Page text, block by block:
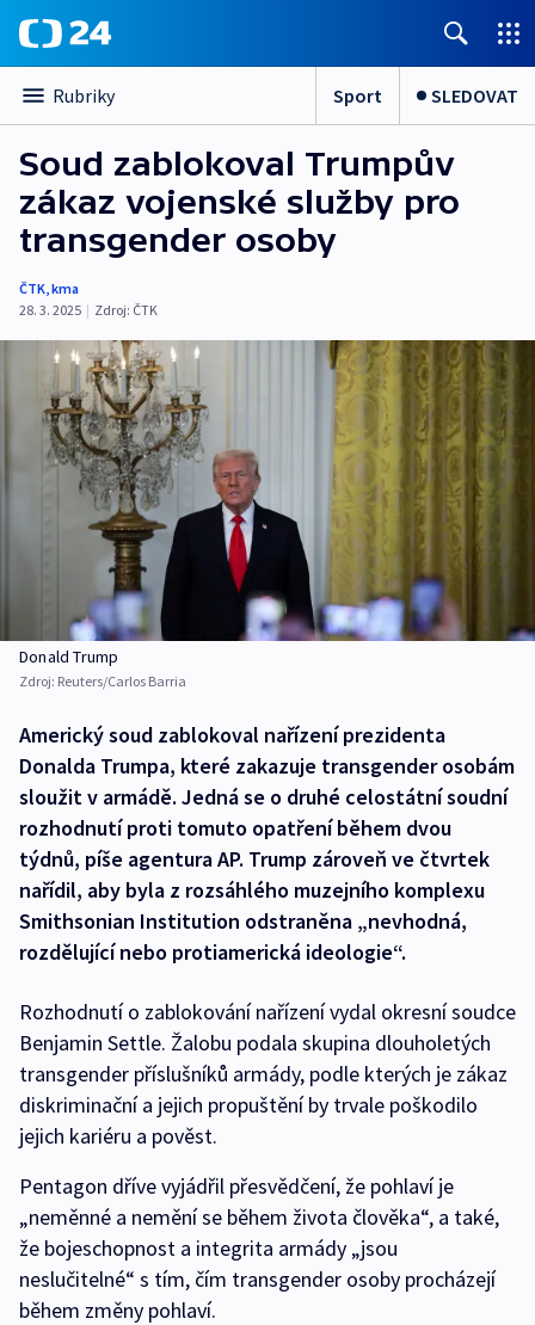
Rubriky Sport SLEDOVAT
Soud zablokoval Trumpův
zákaz vojenské služby pro
transgender osoby
ČTK,kma
28. 3. 2025 | Zdroj: ČTK
Donald Trump
Zdroj: Reuters/Carlos Barria
Americký soud zablokoval nařízení prezidenta
Donalda Trumpa, které zakazuje transgender osobám
sloužit v armádě. Jedná se o druhé celostátní soudní
rozhodnutí proti tomuto opatření během dvou
týdnů, píše agentura AP. Trump zároveň ve čtvrtek
nařídil, aby byla z rozsáhlého muzejního komplexu
Smithsonian Institution odstraněna „nevhodná,
rozdělující nebo protiamerická ideologie“.
Rozhodnutí o zablokování nařízení vydal okresní soudce
Benjamin Settle. Žalobu podala skupina dlouholetých
transgender příslušníků armády, podle kterých je zákaz
diskriminační a jejich propuštění by trvale poškodilo
jejich kariéru a pověst.
Pentagon dříve vyjádřil přesvědčení, že pohlaví je
„neměnné a nemění se během života člověka“, a také,
že bojeschopnost a integrita armády „jsou
neslučitelné“ s tím, čím transgender osoby procházejí
během změny pohlaví.